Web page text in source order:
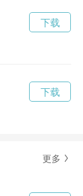
下载
下载
更多